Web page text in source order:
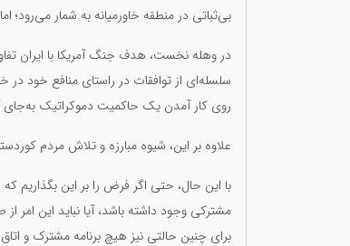
بی‌ثباتی در منطقه خاورمیانه به شمار
در وهله نخست، هدف جنگ آمریکا با ایران
سلسله‌ای از توافقات در راستای منافع خود در
روی کار آمدن یک حاکمیت دموکراتیک
علاوه بر این، شیوه مبارزه و تلاش مردم
با این حال، حتی اگر فرض را بر این
مشترکی وجود داشته باشد، آیا نباید این
برای چنین حالتی نیز هیچ برنامه مشترک و